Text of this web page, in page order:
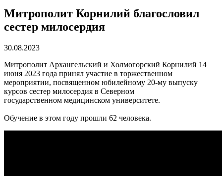
Митрополит Корнилий благословил
сестер милосердия
30.08.2023
Митрополит Архангельский и Холмогорский Корнилий 14
июня 2023 года принял участие в торжественном
мероприятии, посвященном юбилейному 20-му выпуску
курсов сестер милосердия в Северном
государственном медицинском университете.
Обучение в этом году прошли 62 человека.